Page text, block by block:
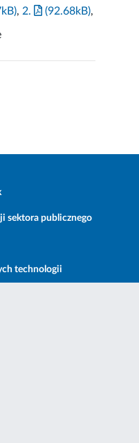
, 2. (92.68kB),
sektora publicznego
technologii